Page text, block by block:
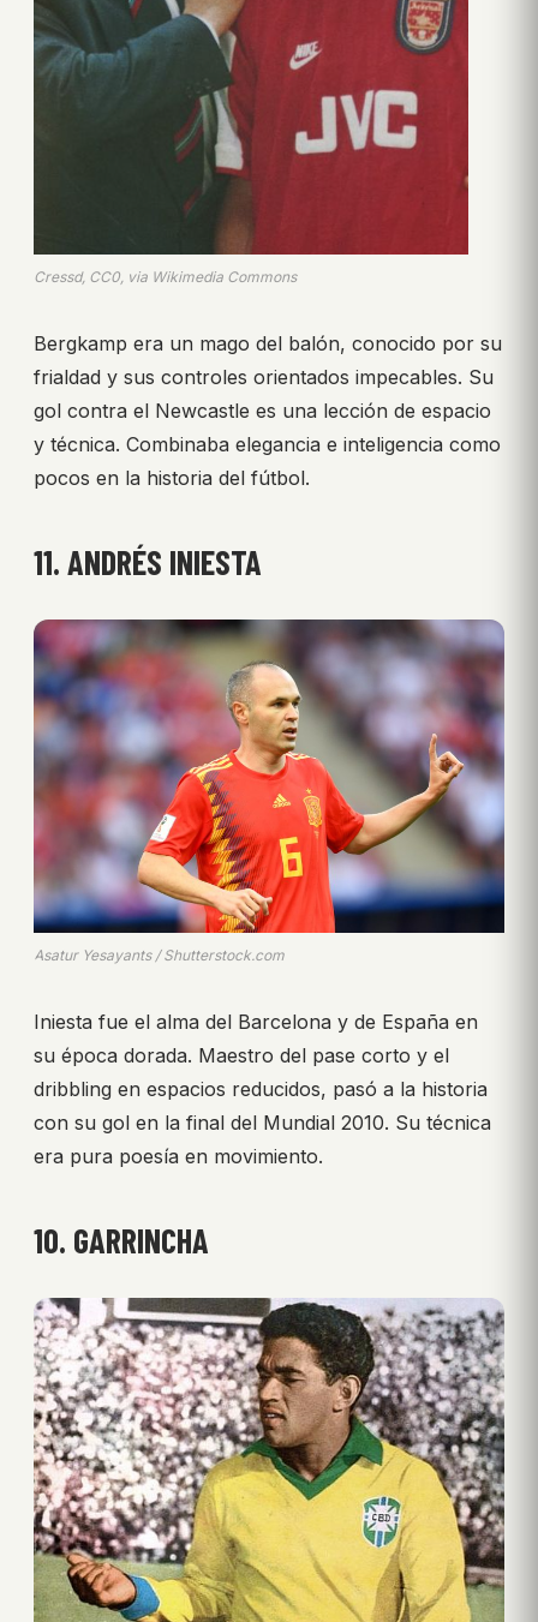
Cressd, CC0, via Wikimedia Commons
Bergkamp era un mago del balón, conocido por su
frialdad y sus controles orientados impecables. Su
gol contra el Newcastle es una lección de espacio
y técnica. Combinaba elegancia e inteligencia como
pocos en la historia del fútbol.
11. ANDRÉS INIESTA
Asatur Yesayants / Shutterstock.com
Iniesta fue el alma del Barcelona y de España en
su época dorada. Maestro del pase corto y el
dribbling en espacios reducidos, pasó a la historia
con su gol en la final del Mundial 2010. Su técnica
era pura poesía en movimiento.
10. GARRINCHA